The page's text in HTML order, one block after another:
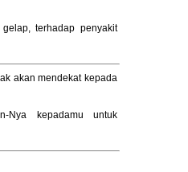
terhadap penyakit
akan mendekat kepada
Nya kepadamu untuk